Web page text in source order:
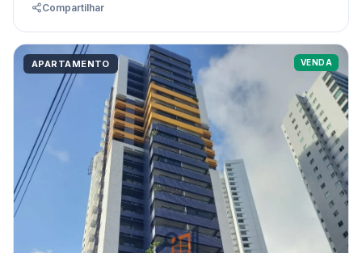
Compartilhar
APARTAMENTO VENDA